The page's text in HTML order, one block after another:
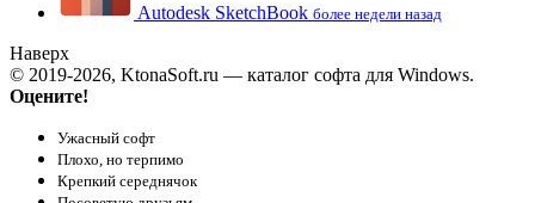
Autodesk SketchBook более недели назад
Наверх
© 2019-2026, KtonaSoft.ru — каталог софта для Windows.
Оцените!
Ужасный софт
Плохо, но терпимо
Крепкий середнячок